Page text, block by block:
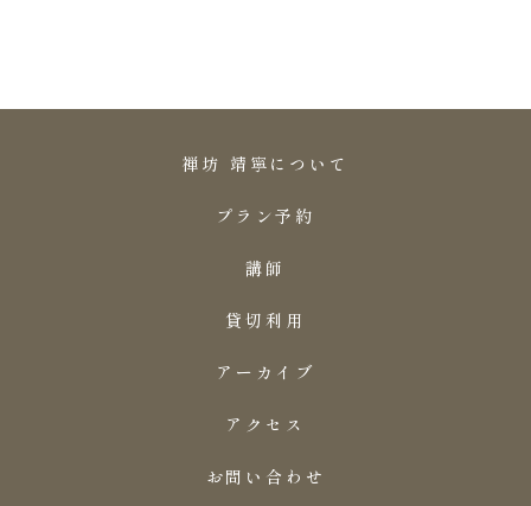
禅坊 靖寧について
プラン予約
講師
貸切利用
アーカイブ
アクセス
お問い合わせ